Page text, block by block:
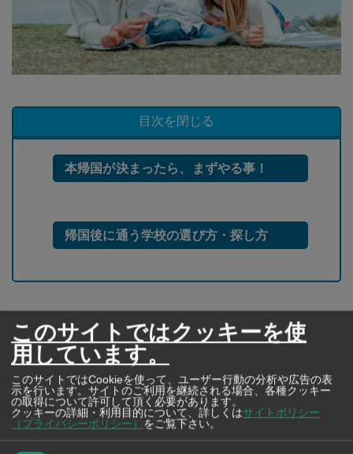
目次を閉じる
本帰国が決まったら、まずやる事！
帰国後に通う学校の選び方・探し方
本帰国が決まったら、まずやる事！
通っている学校や塾などに本帰国の旨を伝える
このサイトではクッキーを使
用しています。
このサイトではCookieを使って、ユーザー行動の分析や広告の表
示を行います。サイトのご利用を継続される場合、各種クッキー
の取得について許可して頂く必要があります。
クッキーの詳細・利用目的について、詳しくはサイトポリシー
（プライバシーポリシー）
をご覧下さい。